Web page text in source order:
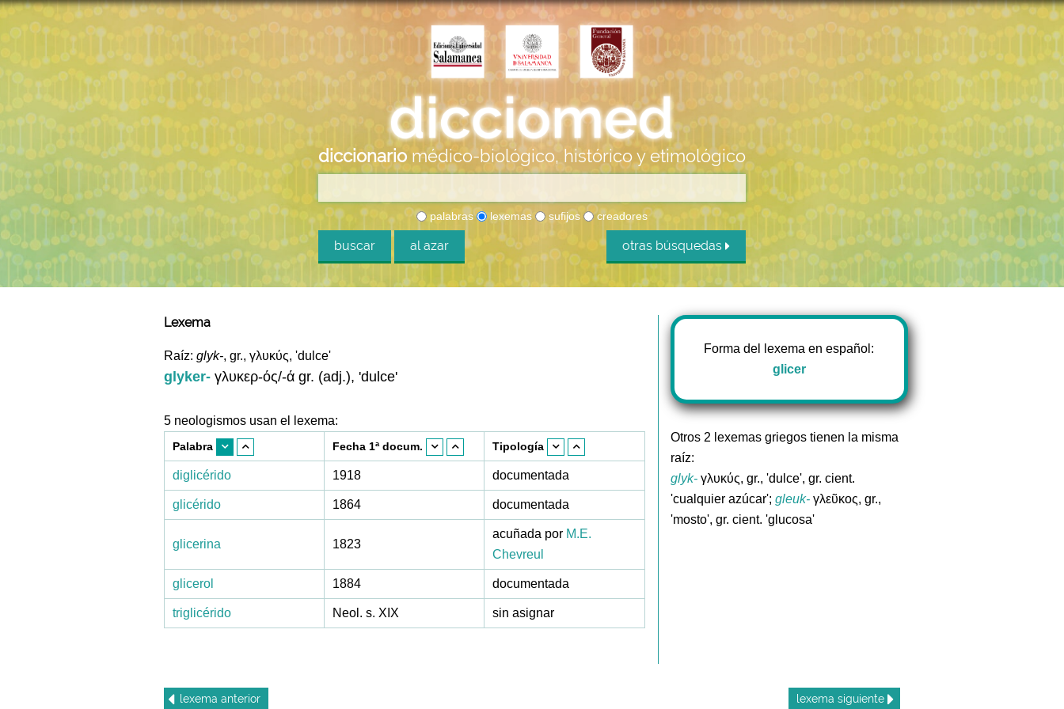
diccionario médico-biológico, histórico y etimológico
palabras lexemas sufijos creadores
buscar al azar otras búsquedas
Lexema
Raíz: glyk-, gr., γλυκύς, 'dulce'
glyker- γλυκερ-ός/-ά gr. (adj.), 'dulce'
5 neologismos usan el lexema:
Palabra Fecha 1ª docum. Tipología
diglicérido 1918 documentada
glicérido 1864 documentada
glicerina 1823
acuñada por M.E.
Chevreul
glicerol 1884 documentada
triglicérido Neol. s. XIX sin asignar
Forma del lexema en español:
glicer
Otros 2 lexemas griegos tienen la misma
raíz:
glyk-γλυκύς, gr., 'dulce', gr. cient.
'cualquier azúcar'; gleuk-γλεῦκος, gr.,
'mosto', gr. cient. 'glucosa'
lexema anterior lexema siguiente